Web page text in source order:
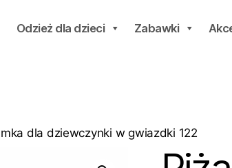
Odzież dla dzieci Zabawki
dla dziewczynki w gwiazdki 122